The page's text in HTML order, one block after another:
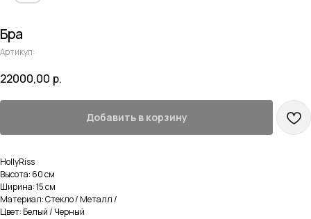
Бра
Артикул:
22000,00 р.
Добавить в корзину
HollyRiss
Высота: 60 см
Ширина: 15 см
Материал: Стекло / Металл /
Цвет: Белый / Черный